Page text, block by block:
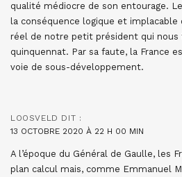
qualité médiocre de son entourage.
la conséquence logique et implacable
réel de notre petit président qui nous
quinquennat. Par sa faute, la France
voie de sous-développement.
LOOSVELD DIT :
13 OCTOBRE 2020 À 22 H 00 MIN
A l’époque du Général de Gaulle, les
plan calcul mais, comme Emmanuel